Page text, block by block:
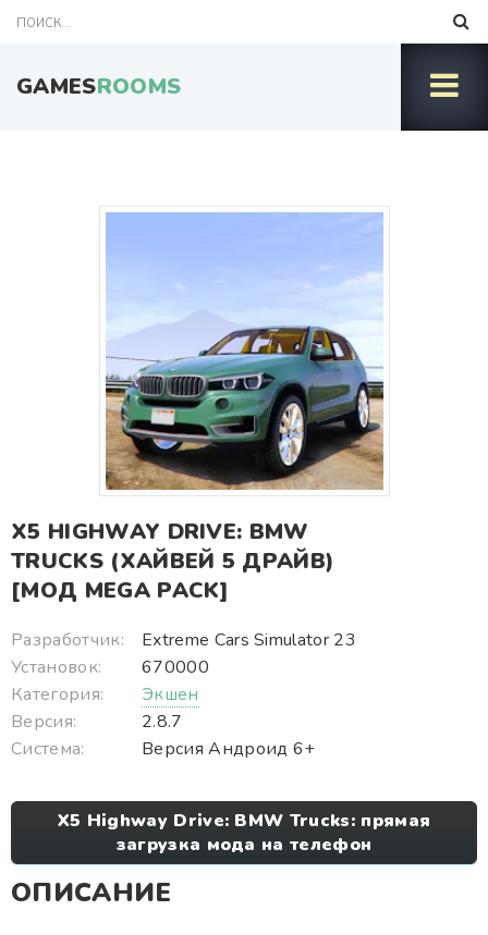
GAMESROOMS
X5 HIGHWAY DRIVE: BMW
TRUCKS (ХАЙВЕЙ 5 ДРАЙВ)
[МОД MEGA PACK]
Разработчик:
Extreme Cars Simulator 23
Установок:
670000
Категория:
Экшен
Версия:
2.8.7
Система:
Версия Андроид 6+
X5 Highway Drive: BMW Trucks: прямая
загрузка мода на телефон
ОПИСАНИЕ